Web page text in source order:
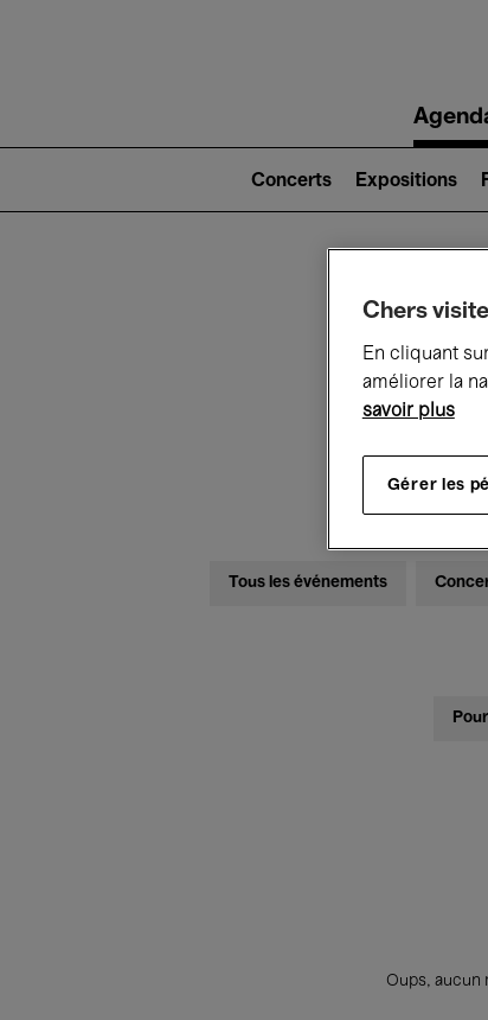
navigation
2)
Concerts Expositions
Ce
Tous les événements
Oups, aucun
Chers
En cliquant
améliorer la
savoir plus
Gérer les